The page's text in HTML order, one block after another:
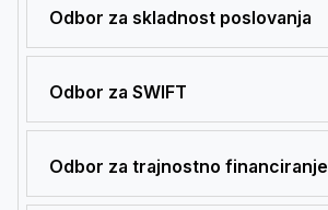
Odbor za skladnost poslovanja
Odbor za SWIFT
Odbor za trajnostno financiranje